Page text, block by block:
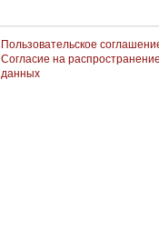
Пользовательское
Согласие на
данных